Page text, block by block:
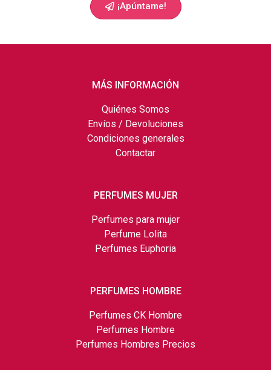
¡Apúntame!
MÁS INFORMACIÓN
Quiénes Somos
Envíos / Devoluciones
Condiciones generales
Contactar
PERFUMES MUJER
Perfumes para mujer
Perfume Lolita
Perfumes Euphoria
PERFUMES HOMBRE
Perfumes CK Hombre
Perfumes Hombre
Perfumes Hombres Precios